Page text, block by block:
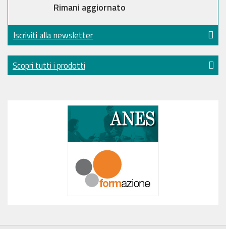
Rimani aggiornato
Iscriviti alla newsletter
Scopri tutti i prodotti